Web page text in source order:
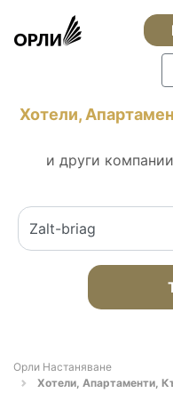
Хотели,
и други
Орли Настаняване
Хотели, Апартаменти,